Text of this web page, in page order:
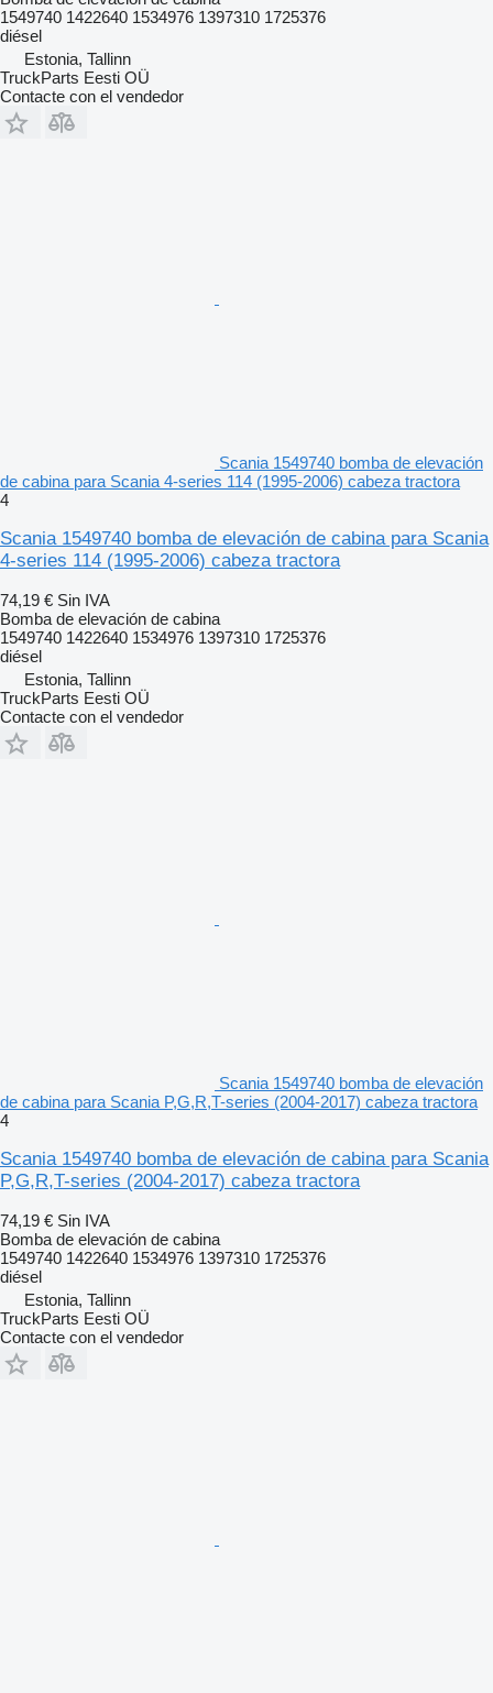
1549740 1422640 1534976 1397310 1725376
diésel
Estonia, Tallinn
TruckParts Eesti OÜ
Contacte con el vendedor
Scania 1549740 bomba de elevación
de cabina para Scania 4-series 114 (1995-2006) cabeza tractora
4
Scania 1549740 bomba de elevación de cabina para Scania
4-series 114 (1995-2006) cabeza tractora
74,19 € Sin IVA
Bomba de elevación de cabina
1549740 1422640 1534976 1397310 1725376
diésel
Estonia, Tallinn
TruckParts Eesti OÜ
Contacte con el vendedor
Scania 1549740 bomba de elevación
de cabina para Scania P,G,R,T-series (2004-2017) cabeza tractora
4
Scania 1549740 bomba de elevación de cabina para Scania
P,G,R,T-series (2004-2017) cabeza tractora
74,19 € Sin IVA
Bomba de elevación de cabina
1549740 1422640 1534976 1397310 1725376
diésel
Estonia, Tallinn
TruckParts Eesti OÜ
Contacte con el vendedor